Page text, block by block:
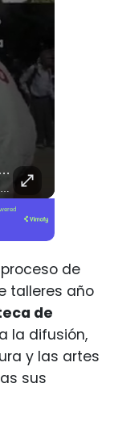
🇨🇴🪧 #Colombia | Protestas En Contra De La Toma De Posesión De Abelardo Son Lideradas Por Iván Cepeda
🇨🇴🪧 #Colombia | Protestas en contra de la toma de posesión de Abelardo son lideradas por Iván Cepeda
de
talleres año
de
la difusión,
y las artes
sus